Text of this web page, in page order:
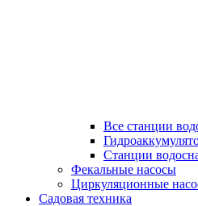
Все станции
Станции
Фекальные насосы
Циркуляционные
Садовая техника